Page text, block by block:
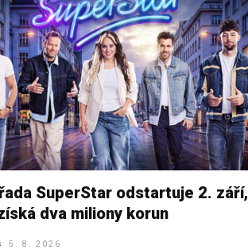
SuperStar odstartuje 2. září,
dva miliony korun
5. 8. 2026